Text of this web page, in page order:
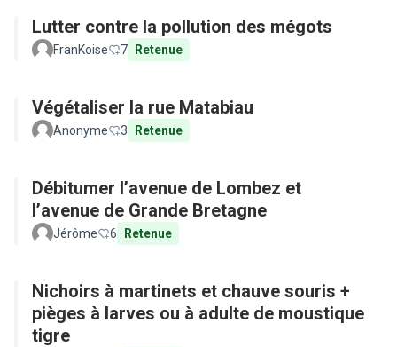
Lutter contre la pollution des mégots
FranKoise 7 Retenue
Végétaliser la rue Matabiau
Anonyme 3 Retenue
Débitumer l’avenue de Lombez et
l’avenue de Grande Bretagne
Jérôme 6 Retenue
Nichoirs à martinets et chauve souris +
pièges à larves ou à adulte de moustique
tigre